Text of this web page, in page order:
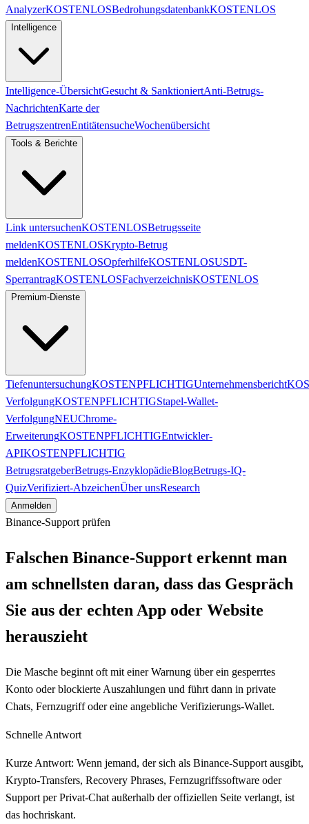
AnalyzerKOSTENLOSBedrohungsdatenbankKOSTENLOS
Intelligence
Intelligence-ÜbersichtGesucht & SanktioniertAnti-Betrugs-
NachrichtenKarte der
BetrugszentrenEntitätensucheWochenübersicht
Tools & Berichte
Link untersuchenKOSTENLOSBetrugsseite
meldenKOSTENLOSKrypto-Betrug
meldenKOSTENLOSOpferhilfeKOSTENLOSUSDT-
SperrantragKOSTENLOSFachverzeichnisKOSTENLOS
Premium-Dienste
TiefenuntersuchungKOSTENPFLICHTIGUnternehmensbericht
VerfolgungKOSTENPFLICHTIGStapel-Wallet-
VerfolgungNEUChrome-
ErweiterungKOSTENPFLICHTIGEntwickler-
APIKOSTENPFLICHTIG
BetrugsratgeberBetrugs-EnzyklopädieBlogBetrugs-IQ-
QuizVerifiziert-AbzeichenÜber unsResearch
Anmelden
Binance-Support prüfen
Falschen Binance-Support erkennt man
am schnellsten daran, dass das Gespräch
Sie aus der echten App oder Website
herauszieht
Die Masche beginnt oft mit einer Warnung über ein gesperrtes
Konto oder blockierte Auszahlungen und führt dann in private
Chats, Fernzugriff oder eine angebliche Verifizierungs-Wallet.
Schnelle Antwort
Kurze Antwort: Wenn jemand, der sich als Binance-Support ausgibt,
Krypto-Transfers, Recovery Phrases, Fernzugriffssoftware oder
Support per Privat-Chat außerhalb der offiziellen Seite verlangt, ist
das hochriskant.